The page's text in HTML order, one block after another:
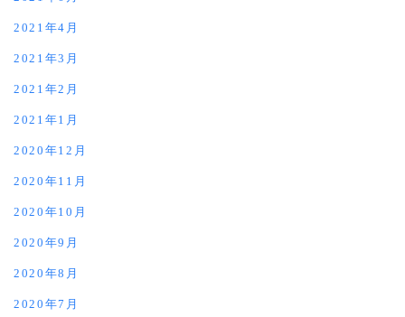
2021年4月
2021年3月
2021年2月
2021年1月
2020年12月
2020年11月
2020年10月
2020年9月
2020年8月
2020年7月